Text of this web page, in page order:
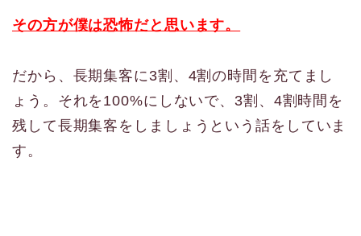
その方が僕は恐怖だと思います。
だから、長期集客に3割、4割の時間を充てまし
ょう。それを100%にしないで、3割、4割時間を
残して長期集客をしましょうという話をしていま
す。